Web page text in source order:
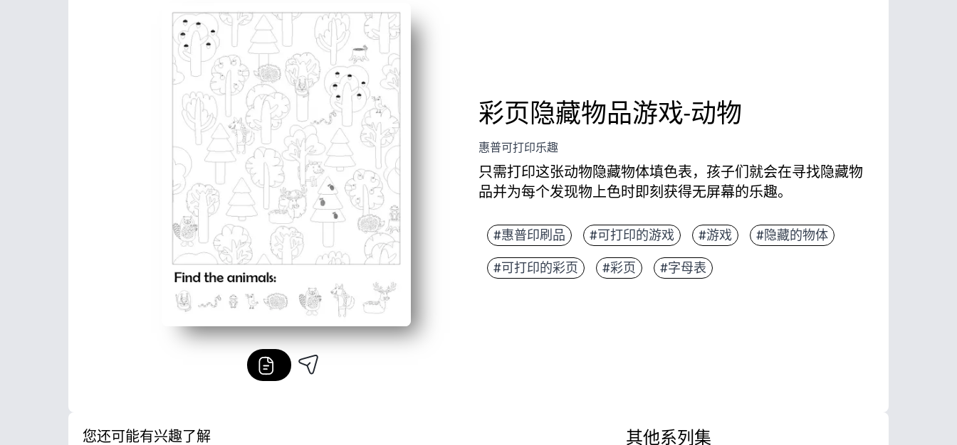
彩页隐藏物品游戏-动物
惠普可打印乐趣
只需打印这张动物隐藏物体填色表，孩子们就会在寻找隐藏物
品并为每个发现物上色时即刻获得无屏幕的乐趣。
无需准备的活动-点击打印，即可开始上课、玩耍或与家人共度时光。
二合一参与——一项寻找和寻找的挑战加上令人平静的彩页。
培养技能-增强注意力、视觉扫描、词汇和精细动作控制。
#惠普印刷品 #可打印的游戏 #游戏 #隐藏的物体
#可打印的彩页 #彩页 #字母表
您还可能有兴趣了解 其他系列集